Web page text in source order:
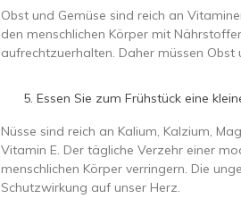
Obst und Gemüse sind reich an
den menschlichen Körper mit
aufrechtzuerhalten. Daher müssen
Essen Sie zum Frühstück eine
Nüsse sind reich an Kalium, Kalzium,
Vitamin E. Der tägliche Verzehr einer
menschlichen Körper verringern. Die
Schutzwirkung auf unser Herz.